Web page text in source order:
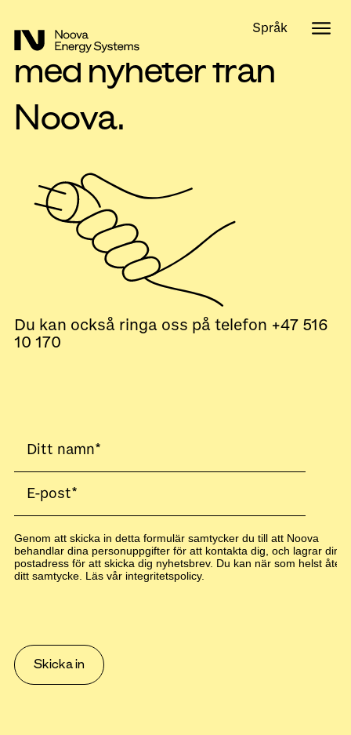
Håll mig uppdaterad
med nyheter från
Noova.
Du kan också ringa oss på telefon +47 516
10 170
Genom att skicka in detta formulär samtycker du till att Noova
behandlar dina personuppgifter för att kontakta dig, och lagrar din
postadress för att skicka dig nyhetsbrev. Du kan när som helst
ditt samtycke. Läs vår integritetspolicy.
Språk